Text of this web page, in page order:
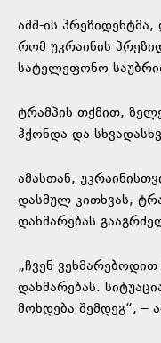
აშშ-ის
რომ უკრაინის
სატელეფონო
ტრამპის თქმით,
ჰქონდა და
ამასთან,
დასმულ კითხვას,
დახმარებას
„ჩვენ
დახმარებას.
მოხდება შემდეგ“, –